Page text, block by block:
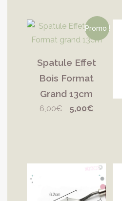
Promo !
Spatule Effet
Bois Format
Grand 13cm
6,00€
Le
6,00€.
5,00€Le
5,00€.